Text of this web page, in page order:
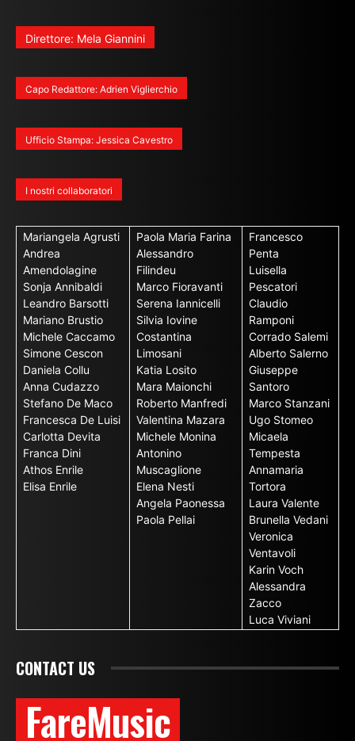
Direttore: Mela Giannini
Capo Redattore: Adrien Viglierchio
Ufficio Stampa: Jessica Cavestro
I nostri collaboratori
Mariangela Agrusti
Andrea
Amendolagine
Sonja Annibaldi
Leandro Barsotti
Mariano Brustio
Michele Caccamo
Simone Cescon
Daniela Collu
Anna Cudazzo
Stefano De Maco
Francesca De Luisi
Carlotta Devita
Franca Dini
Athos Enrile
Elisa Enrile
Paola Maria Farina
Alessandro
Filindeu
Marco Fioravanti
Serena Iannicelli
Silvia Iovine
Costantina
Limosani
Katia Losito
Mara Maionchi
Roberto Manfredi
Valentina Mazara
Michele Monina
Antonino
Muscaglione
Elena Nesti
Angela Paonessa
Paola Pellai
Francesco
Penta
Luisella
Pescatori
Claudio
Ramponi
Corrado Salemi
Alberto Salerno
Giuseppe
Santoro
Marco Stanzani
Ugo Stomeo
Micaela
Tempesta
Annamaria
Tortora
Laura Valente
Brunella Vedani
Veronica
Ventavoli
Karin Voch
Alessandra
Zacco
Luca Viviani
CONTACT US
FareMusic